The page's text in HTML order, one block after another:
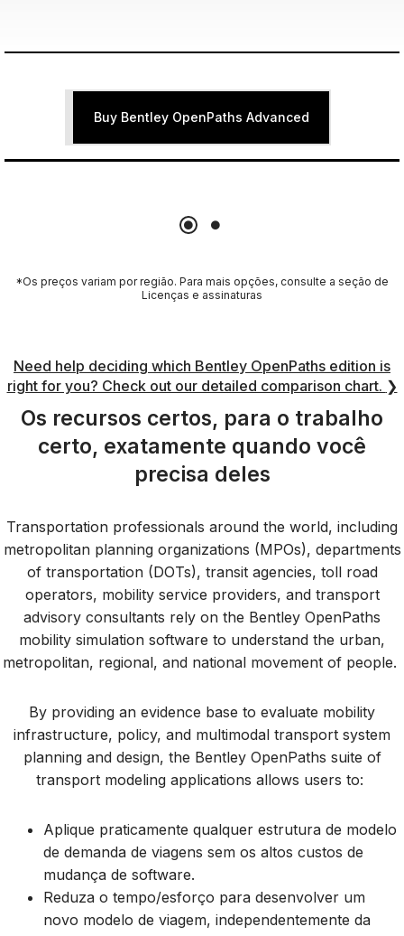
Buy Bentley OpenPaths Advanced
*Os preços variam por região. Para mais opções, consulte a seção de
Licenças e assinaturas
Need help deciding which Bentley OpenPaths edition is
right for you? Check out our detailed comparison chart. ❯
Os recursos certos, para o trabalho
certo, exatamente quando você
precisa deles
Transportation professionals around the world, including
metropolitan planning organizations (MPOs), departments
of transportation (DOTs), transit agencies, toll road
operators, mobility service providers, and transport
advisory consultants rely on the Bentley OpenPaths
mobility simulation software to understand the urban,
metropolitan, regional, and national movement of people.
By providing an evidence base to evaluate mobility
infrastructure, policy, and multimodal transport system
planning and design, the Bentley OpenPaths suite of
transport modeling applications allows users to:
Aplique praticamente qualquer estrutura de modelo
de demanda de viagens sem os altos custos de
mudança de software.
Reduza o tempo/esforço para desenvolver um
novo modelo de viagem, independentemente da